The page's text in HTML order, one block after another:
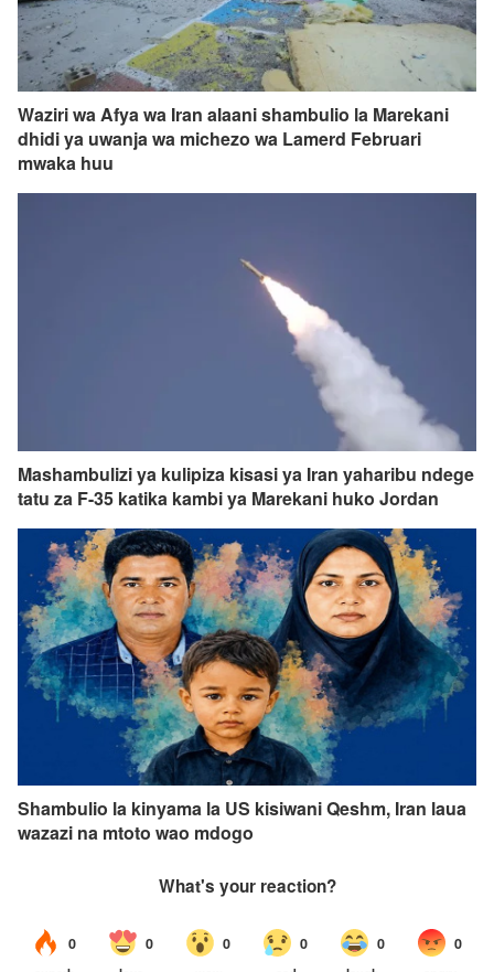
Waziri wa Afya wa Iran alaani shambulio la Marekani
dhidi ya uwanja wa michezo wa Lamerd Februari
mwaka huu
Mashambulizi ya kulipiza kisasi ya Iran yaharibu ndege
tatu za F-35 katika kambi ya Marekani huko Jordan
Shambulio la kinyama la US kisiwani Qeshm, Iran laua
wazazi na mtoto wao mdogo